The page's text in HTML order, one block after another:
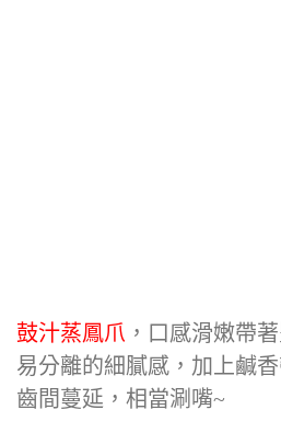
鼓汁蒸鳳爪 ，口感滑嫩帶
易分離的細膩感，加上鹹
齒間蔓延，相當涮嘴~